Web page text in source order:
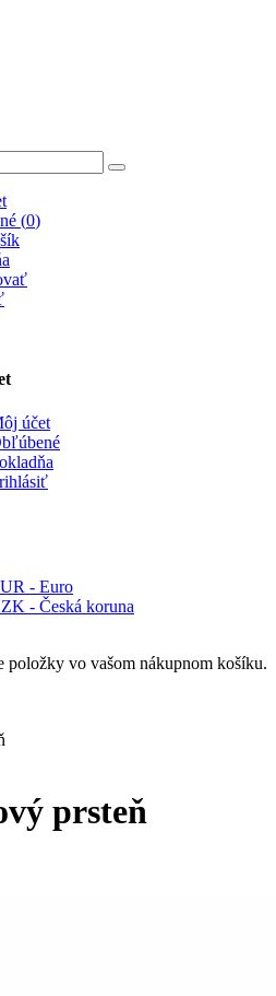
(0)
účet
- Euro
- Česká koruna
položky vo vašom nákupnom košíku.
prsteň